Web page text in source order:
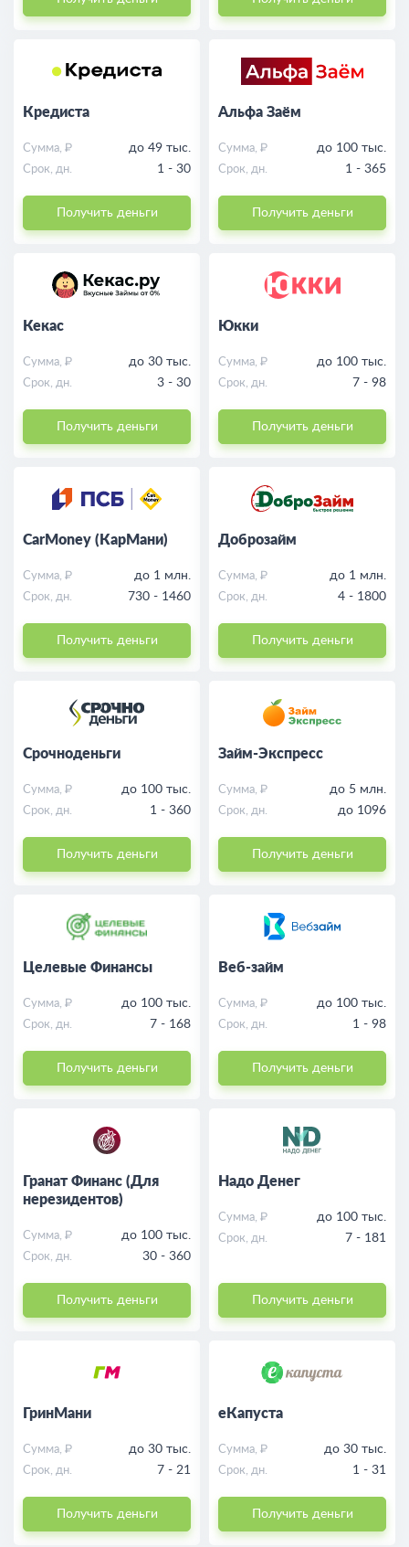
Кредиста
Сумма, ₽ до 49 тыс.
Срок, дн. 1 - 30
Получить деньги
Альфа Заём
Сумма, ₽ до 100 тыс.
Срок, дн. 1 - 365
Получить деньги
Кекас
Сумма, ₽ до 30 тыс.
Срок, дн. 3 - 30
Получить деньги
Юкки
Сумма, ₽ до 100 тыс.
Срок, дн. 7 - 98
Получить деньги
CarMoney (КарМани)
Сумма, ₽ до 1 млн.
Срок, дн. 730 - 1460
Получить деньги
Доброзайм
Сумма, ₽ до 1 млн.
Срок, дн. 4 - 1800
Получить деньги
Срочноденьги
Сумма, ₽ до 100 тыс.
Срок, дн. 1 - 360
Получить деньги
Займ-Экспресс
Сумма, ₽ до 5 млн.
Срок, дн. до 1096
Получить деньги
Целевые Финансы
Сумма, ₽ до 100 тыс.
Срок, дн. 7 - 168
Получить деньги
Веб-займ
Сумма, ₽ до 100 тыс.
Срок, дн. 1 - 98
Получить деньги
Гранат Финанс (Для
нерезидентов)
Сумма, ₽ до 100 тыс.
Срок, дн. 30 - 360
Получить деньги
Надо Денег
Сумма, ₽ до 100 тыс.
Срок, дн. 7 - 181
Получить деньги
ГринМани
Сумма, ₽ до 30 тыс.
Срок, дн. 7 - 21
Получить деньги
еКапуста
Сумма, ₽ до 30 тыс.
Срок, дн. 1 - 31
Получить деньги